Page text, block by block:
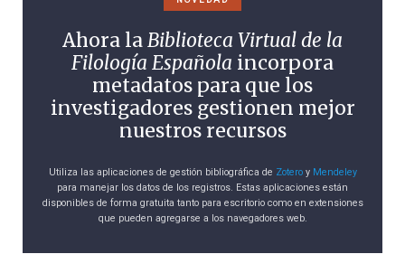
Ahora laBiblioteca Virtual de la
Filología Española incorpora
metadatos para que los
investigadores gestionen mejor
nuestros recursos
Utiliza las aplicaciones de gestión bibliográfica de Zoteroy Mendeley
para manejar los datos de los registros. Estas aplicaciones están
disponibles de forma gratuita tanto para escritorio como en extensiones
que pueden agregarse a los navegadores web.